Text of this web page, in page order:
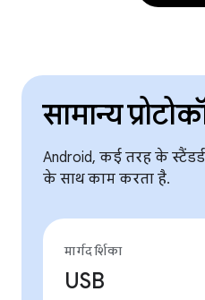
सामान्य
Android, कई तरह के
के साथ काम करता है.
मार्गदर्शिका
USB